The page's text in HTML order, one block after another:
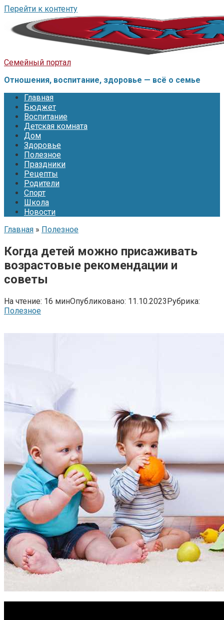
Перейти к контенту
Семейный портал
Отношения, воспитание, здоровье — всё о семье
Главная
Бюджет
Воспитание
Детская комната
Дом
Здоровье
Полезное
Праздники
Рецепты
Родители
Спорт
Школа
Новости
Главная » Полезное
Когда детей можно присаживать
возрастовые рекомендации и
советы
На чтение: 16 минОпубликовано: 11.10.2023Рубрика:
Полезное